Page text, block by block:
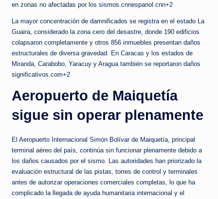
en zonas no afectadas por los sismos.cnnespanol.cnn+2
La mayor concentración de damnificados se registra en el estado La
Guaira, considerado la zona cero del desastre, donde 190 edificios
colapsaron completamente y otros 856 inmuebles presentan daños
estructurales de diversa gravedad. En Caracas y los estados de
Miranda, Carabobo, Yaracuy y Aragua también se reportaron daños
significativos.com+2
Aeropuerto de Maiquetía
sigue sin operar plenamente
El Aeropuerto Internacional Simón Bolívar de Maiquetía, principal
terminal aéreo del país, continúa sin funcionar plenamente debido a
los daños causados por el sismo. Las autoridades han priorizado la
evaluación estructural de las pistas, torres de control y terminales
antes de autorizar operaciones comerciales completas, lo que ha
complicado la llegada de ayuda humanitaria internacional y el